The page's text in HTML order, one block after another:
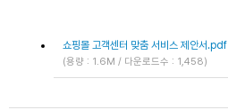
쇼핑몰 고객센터 맞춤 서비스 제안서.pdf
(용량 : 1.6M / 다운로드수 : 1,458)